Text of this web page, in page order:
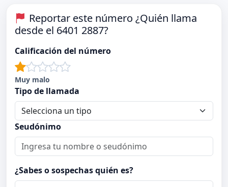
Reportar este número ¿Quién llama
desde el 6401 2887?
Calificación del número
Muy malo
Tipo de llamada
Seudónimo
¿Sabes o sospechas quién es?